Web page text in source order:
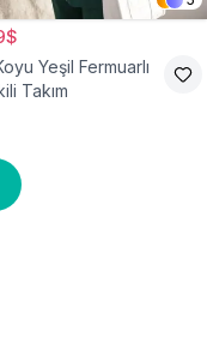
Yeşil Fermuarlı
Takım